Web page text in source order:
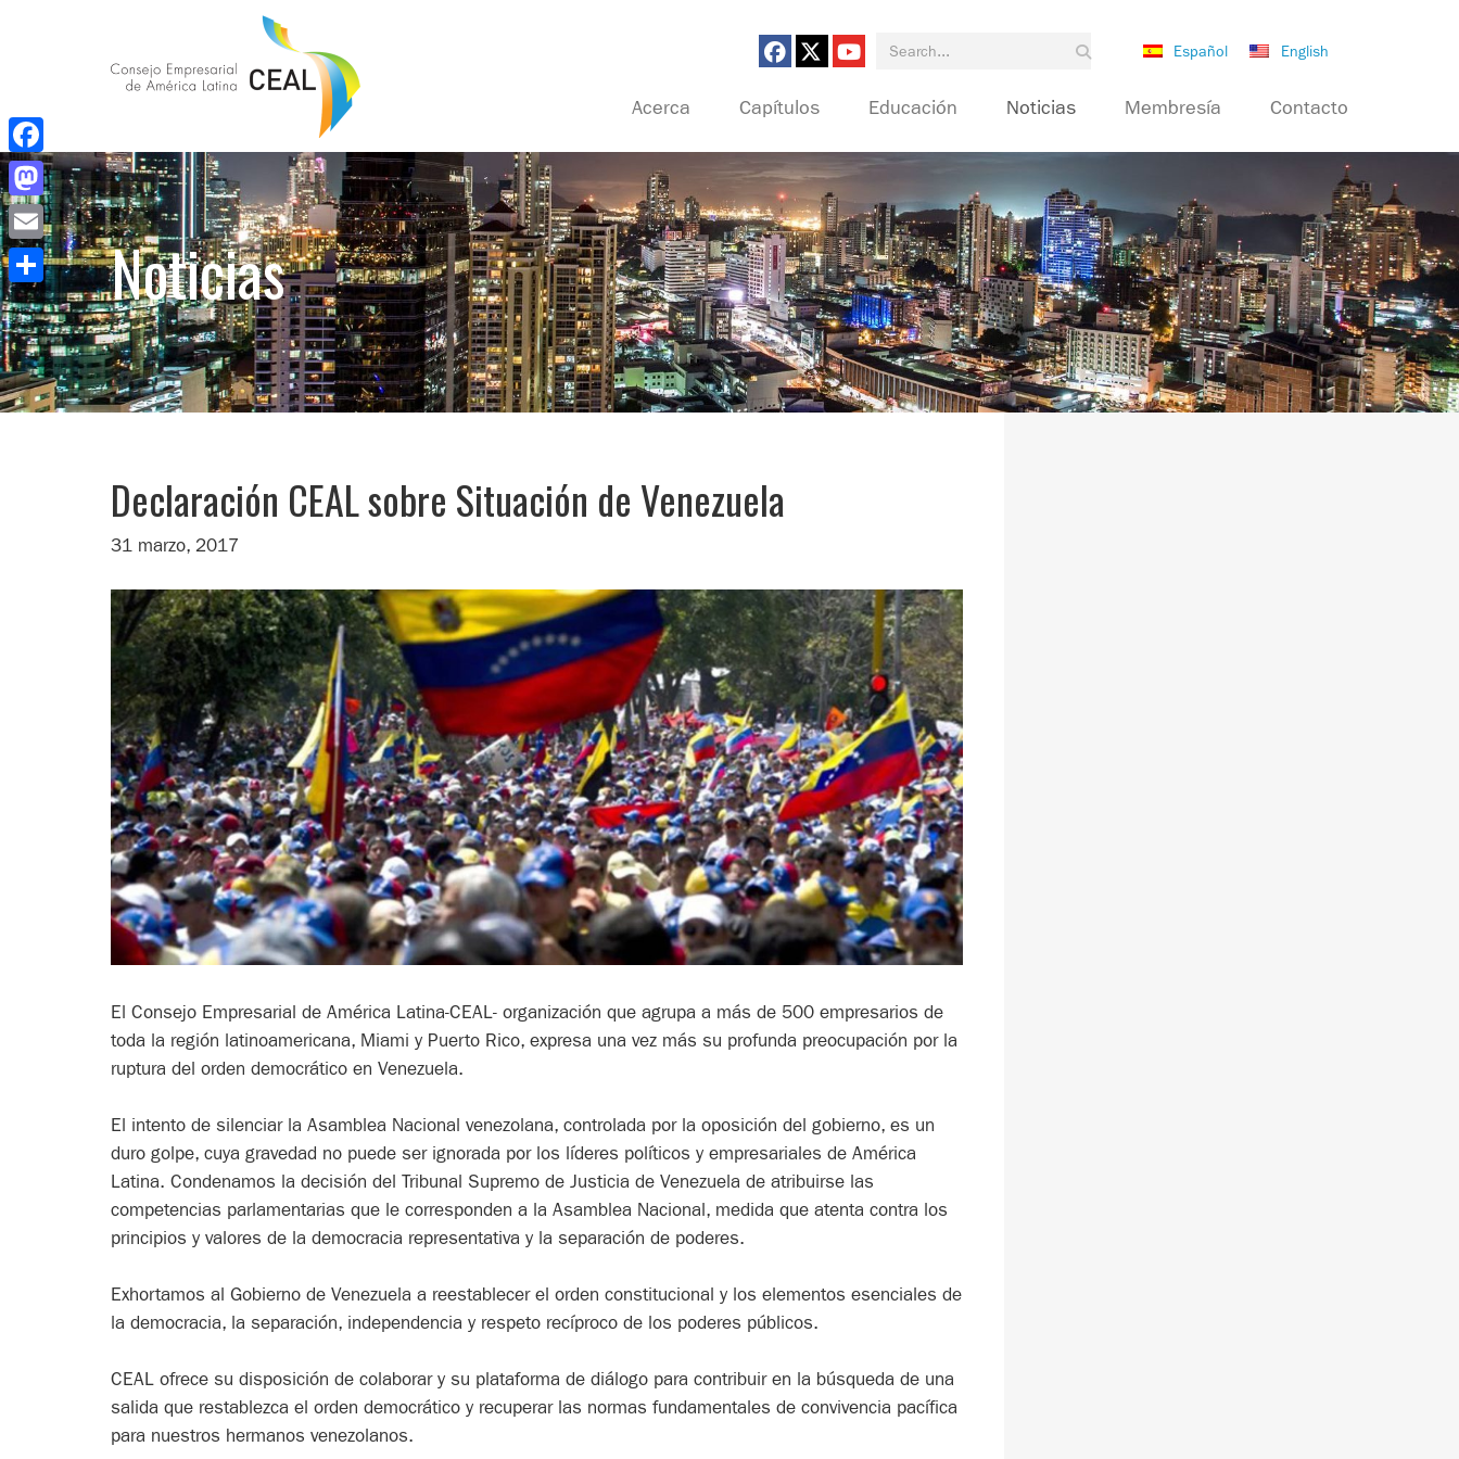
Español English
Search for:
Acerca Capítulos Educación Noticias Membresía Contacto
Noticias
Declaración CEAL sobre Situación de Venezuela
31 marzo, 2017
El Consejo Empresarial de América Latina-CEAL- organización que agrupa a más de 500 empresarios de
toda la región latinoamericana, Miami y Puerto Rico, expresa una vez más su profunda preocupación por la
ruptura del orden democrático en Venezuela.
El intento de silenciar la Asamblea Nacional venezolana, controlada por la oposición del gobierno, es un
duro golpe, cuya gravedad no puede ser ignorada por los líderes políticos y empresariales de América
Latina. Condenamos la decisión del Tribunal Supremo de Justicia de Venezuela de atribuirse las
competencias parlamentarias que le corresponden a la Asamblea Nacional, medida que atenta contra los
principios y valores de la democracia representativa y la separación de poderes.
Exhortamos al Gobierno de Venezuela a reestablecer el orden constitucional y los elementos esenciales de
la democracia, la separación, independencia y respeto recíproco de los poderes públicos.
CEAL ofrece su disposición de colaborar y su plataforma de diálogo para contribuir en la búsqueda de una
salida que restablezca el orden democrático y recuperar las normas fundamentales de convivencia pacífica
para nuestros hermanos venezolanos.
Facebook
Mastodon
Email
Compartir